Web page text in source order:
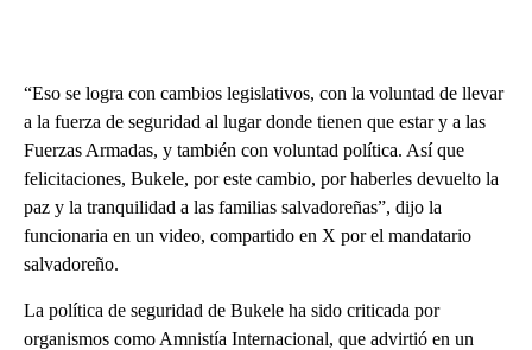
“Eso se logra con cambios legislativos, con la voluntad de llevar
a la fuerza de seguridad al lugar donde tienen que estar y a las
Fuerzas Armadas, y también con voluntad política. Así que
felicitaciones, Bukele, por este cambio, por haberles devuelto la
paz y la tranquilidad a las familias salvadoreñas”, dijo la
funcionaria en un video, compartido en X por el mandatario
salvadoreño.
La política de seguridad de Bukele ha sido criticada por
organismos como Amnistía Internacional, que advirtió en un